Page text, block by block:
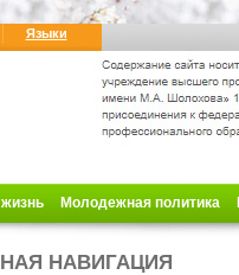
Языки
Молодежная политика
НАВИГАЦИЯ